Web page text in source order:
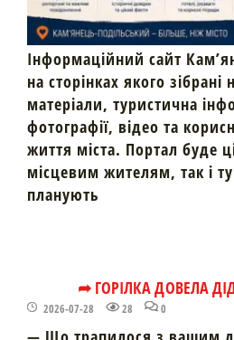
Інформаційний сайт
на сторінках якого
матеріали, туристична
фотографії, відео та
життя міста. Портал буде
місцевим жителям, так і
планують
➦ ГОРІЛКА ДОВЕЛА
2026-07-28 28 0